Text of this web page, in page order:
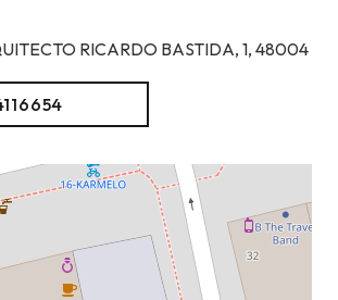
RICARDO BASTIDA, 1, 48004